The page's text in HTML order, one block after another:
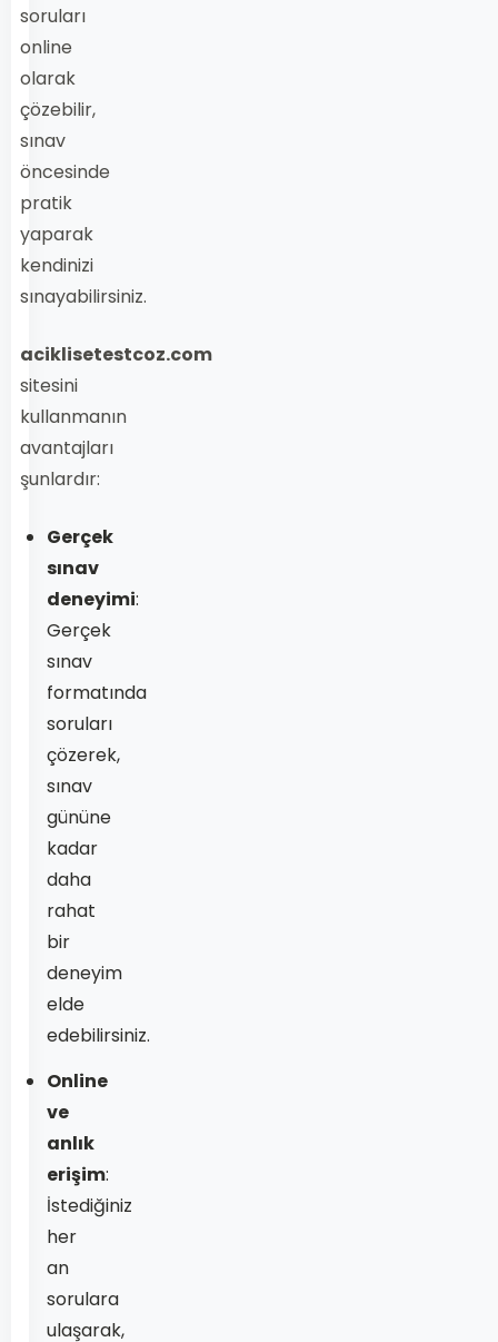
soruları
online
olarak
çözebilir,
sınav
öncesinde
pratik
yaparak
kendinizi
sınayabilirsiniz.
aciklisetestcoz.com
sitesini
kullanmanın
avantajları
şunlardır:
Gerçek
sınav
deneyimi:
Gerçek
sınav
formatında
soruları
çözerek,
sınav
gününe
kadar
daha
rahat
bir
deneyim
elde
edebilirsiniz.
Online
ve
anlık
erişim:
İstediğiniz
her
an
sorulara
ulaşarak,